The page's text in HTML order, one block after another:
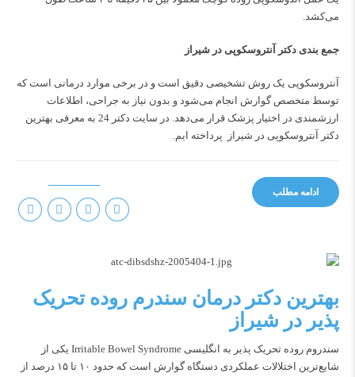
می‌کشد.
جمع بندی دکتر آنتروسکوپی در شیراز
آنتروسکوپی یک روش تشخیصی دقیق است و در برخی موارد درمانی است که
توسط متخصص گوارش انجام می‌شود و بدون نیاز به جراحی، اطلاعات
ارزشمندی در اختیار پزشک قرار می‌دهد. در سایت دکتر 24
به معرفی بهترین
دکتر آنتروسکوپی در شیراز پرداخته ایم.
ادامه مطلب
بهترین دکتر درمان سندرم روده تحریک
پذیر در شیراز
سندروم روده تحریک پذیر به انگلیسی Irritable Bowel Syndrome یکی از
شایع‌ترین اختلالات عملکردی دستگاه گوارش است که حدود ۱۰ تا ۱۵ درصد از